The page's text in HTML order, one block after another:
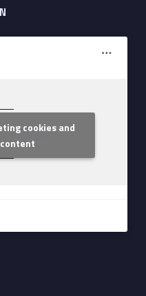
Kórház
cookies and